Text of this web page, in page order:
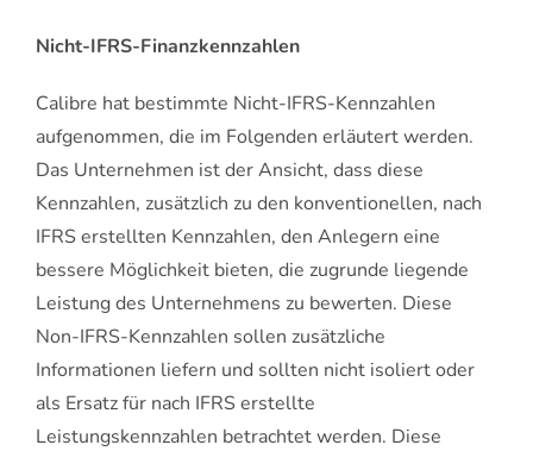
Nicht-IFRS-Finanzkennzahlen
Calibre hat bestimmte Nicht-IFRS-Kennzahlen
aufgenommen, die im Folgenden erläutert werden.
Das Unternehmen ist der Ansicht, dass diese
Kennzahlen, zusätzlich zu den konventionellen, nach
IFRS erstellten Kennzahlen, den Anlegern eine
bessere Möglichkeit bieten, die zugrunde liegende
Leistung des Unternehmens zu bewerten. Diese
Non-IFRS-Kennzahlen sollen zusätzliche
Informationen liefern und sollten nicht isoliert oder
als Ersatz für nach IFRS erstellte
Leistungskennzahlen betrachtet werden. Diese